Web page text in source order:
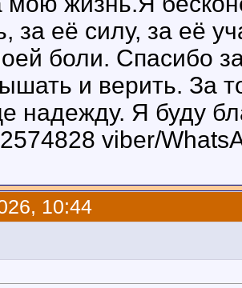
за её силу, за её
боли. Спасибо
и верить. За
надежду. Я буду
viber/
10:44